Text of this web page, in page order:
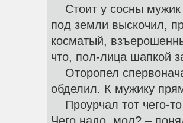
Стоит у сосны мужик
под земли выскочил,
косматый,
что, пол-лица шапкой
Оторопел
обделил. К мужику
Проурчал тот чего-то